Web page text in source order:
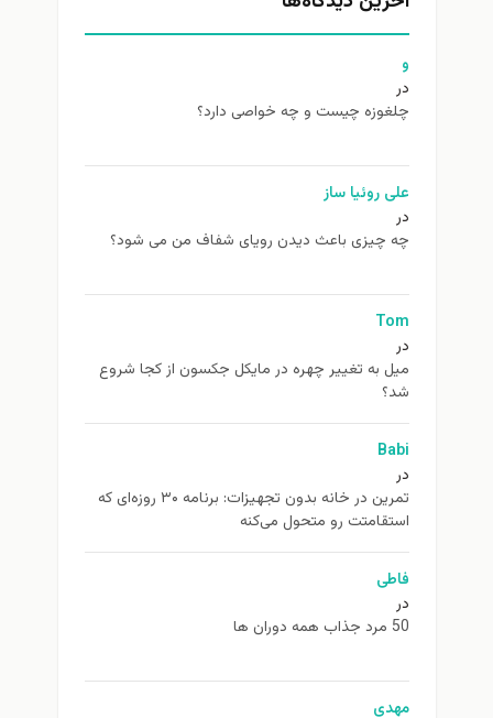
و
در
چلغوزه چیست و چه خواصی دارد؟
علی روئیا ساز
در
چه چیزی باعث دیدن رویای شفاف من می شود؟
Tom
در
ميل به تغيير چهره در مایکل جکسون از كجا شروع
شد؟
Babi
در
تمرین در خانه بدون تجهیزات: برنامه ۳۰ روزه‌ای که
استقامتت رو متحول می‌کنه
فاطی
در
50 مرد جذاب همه دوران ها
مهدی